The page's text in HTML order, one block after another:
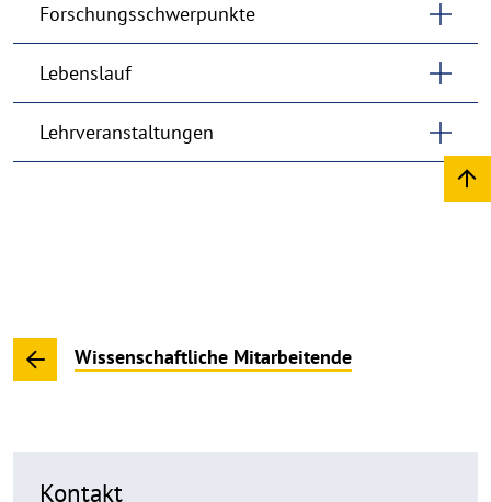
Forschungsschwerpunkte
Lebenslauf
Lehrveranstaltungen
Wissenschaftliche Mitarbeitende
Kontakt